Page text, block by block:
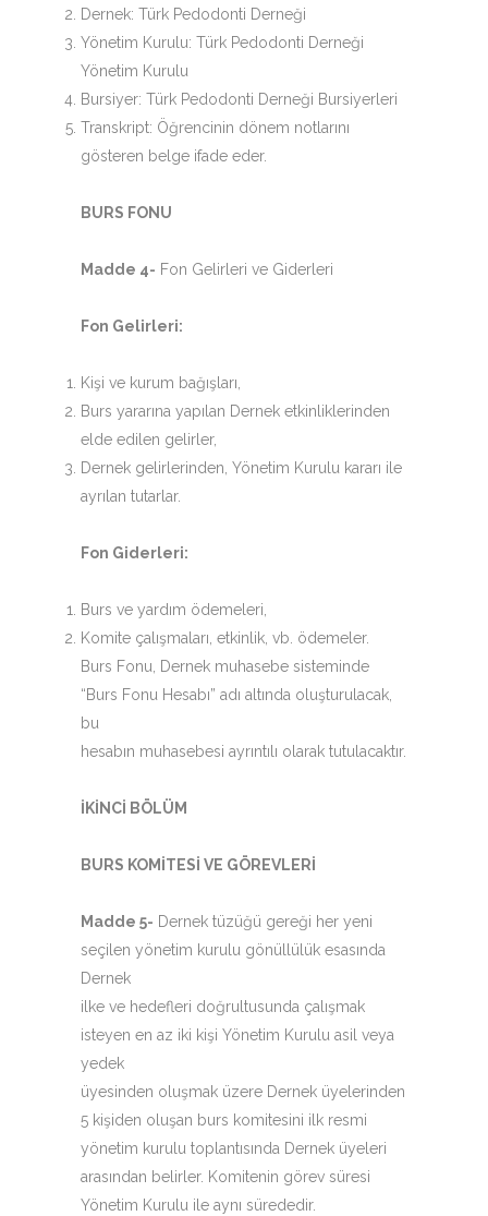
Dernek: Türk Pedodonti Derneği
Yönetim Kurulu: Türk Pedodonti Derneği
Yönetim Kurulu
Bursiyer: Türk Pedodonti Derneği Bursiyerleri
Transkript: Öğrencinin dönem notlarını
gösteren belge ifade eder.
BURS FONU
Madde 4- Fon Gelirleri ve Giderleri
Fon Gelirleri:
Kişi ve kurum bağışları,
Burs yararına yapılan Dernek etkinliklerinden
elde edilen gelirler,
Dernek gelirlerinden, Yönetim Kurulu kararı ile
ayrılan tutarlar.
Fon Giderleri:
Burs ve yardım ödemeleri,
Komite çalışmaları, etkinlik, vb. ödemeler.
Burs Fonu, Dernek muhasebe sisteminde
“Burs Fonu Hesabı” adı altında oluşturulacak,
bu
hesabın muhasebesi ayrıntılı olarak tutulacaktır.
İKİNCİ BÖLÜM
BURS KOMİTESİ VE GÖREVLERİ
Madde 5- Dernek tüzüğü gereği her yeni
seçilen yönetim kurulu gönüllülük esasında
Dernek
ilke ve hedefleri doğrultusunda çalışmak
isteyen en az iki kişi Yönetim Kurulu asil veya
yedek
üyesinden oluşmak üzere Dernek üyelerinden
5 kişiden oluşan burs komitesini ilk resmi
yönetim kurulu toplantısında Dernek üyeleri
arasından belirler. Komitenin görev süresi
Yönetim Kurulu ile aynı sürededir.